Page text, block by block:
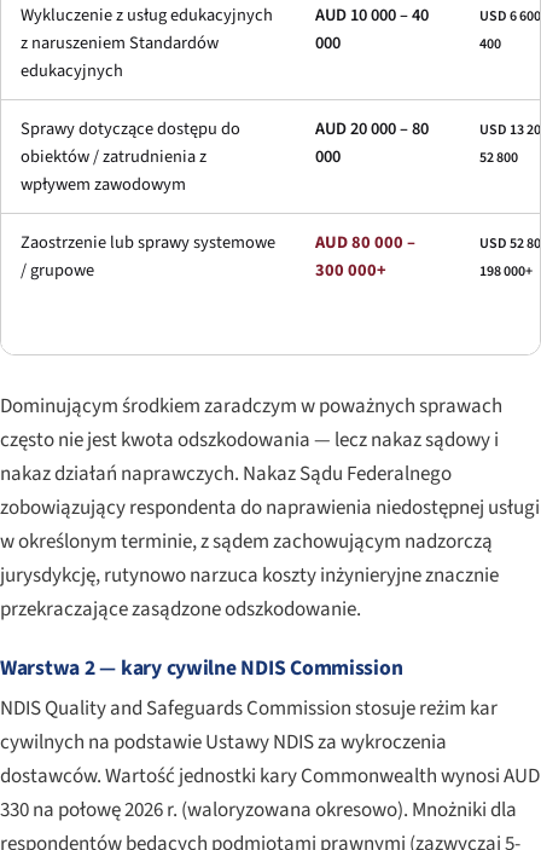
Wykluczenie z usług edukacyjnych
z naruszeniem Standardów
edukacyjnych
AUD 10 000 – 40
000
USD 6
400
Sprawy dotyczące dostępu do
obiektów / zatrudnienia z
wpływem zawodowym
AUD 20 000 – 80
000
USD 13
52 800
Zaostrzenie lub sprawy systemowe
/ grupowe
AUD 80 000 –
300 000+
USD 52
198 000+
Dominującym środkiem zaradczym w poważnych sprawach
często nie jest kwota odszkodowania — lecz nakaz sądowy i
nakaz działań naprawczych. Nakaz Sądu Federalnego
zobowiązujący respondenta do naprawienia niedostępnej usługi
w określonym terminie, z sądem zachowującym nadzorczą
jurysdykcję, rutynowo narzuca koszty inżynieryjne znacznie
przekraczające zasądzone odszkodowanie.
Warstwa 2 — kary cywilne NDIS Commission
NDIS Quality and Safeguards Commission stosuje reżim kar
cywilnych na podstawie Ustawy NDIS za wykroczenia
dostawców. Wartość jednostki kary Commonwealth wynosi AUD
330 na połowę 2026 r. (waloryzowana okresowo). Mnożniki dla
respondentów będących podmiotami prawnymi (zazwyczaj 5-